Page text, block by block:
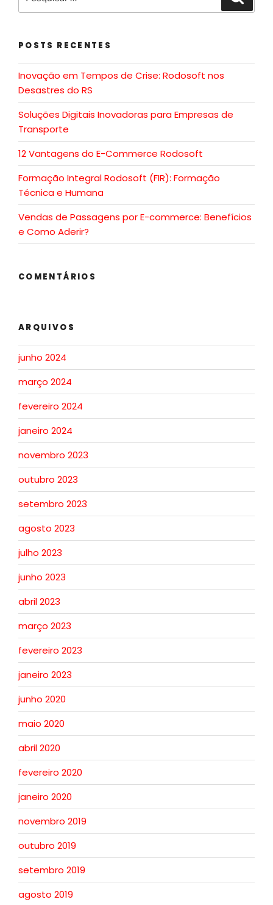
POSTS RECENTES
Inovação em Tempos de Crise: Rodosoft nos
Desastres do RS
Soluções Digitais Inovadoras para Empresas de
Transporte
12 Vantagens do E-Commerce Rodosoft
Formação Integral Rodosoft (FIR): Formação
Técnica e Humana
Vendas de Passagens por E-commerce: Benefícios
e Como Aderir?
COMENTÁRIOS
ARQUIVOS
junho 2024
março 2024
fevereiro 2024
janeiro 2024
novembro 2023
outubro 2023
setembro 2023
agosto 2023
julho 2023
junho 2023
abril 2023
março 2023
fevereiro 2023
janeiro 2023
junho 2020
maio 2020
abril 2020
fevereiro 2020
janeiro 2020
novembro 2019
outubro 2019
setembro 2019
agosto 2019